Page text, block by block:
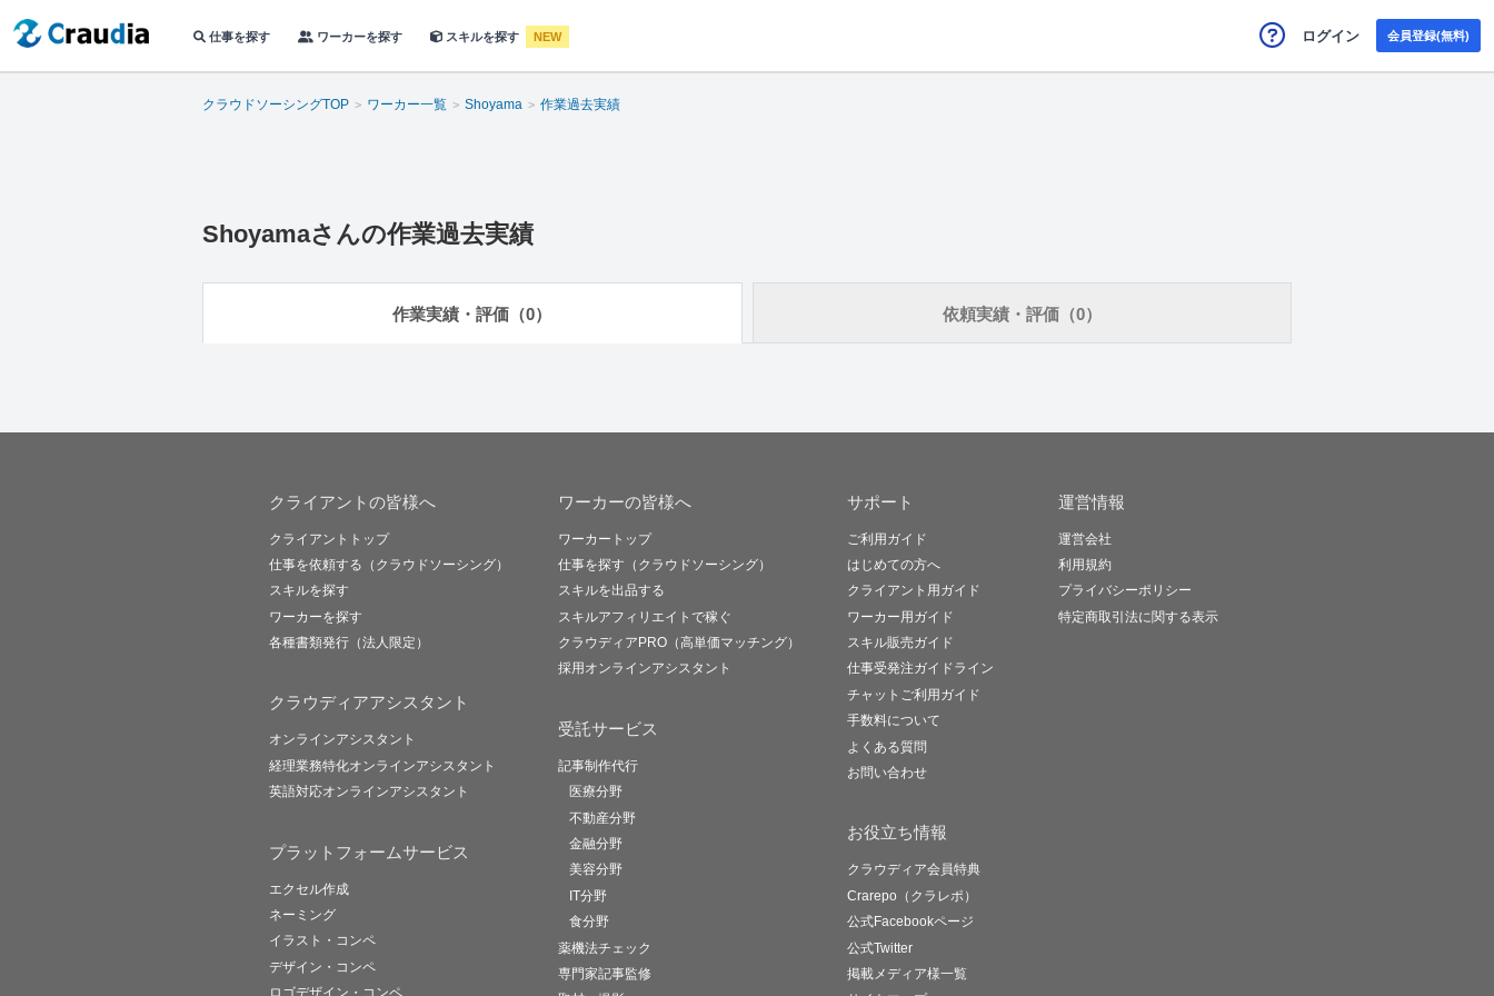
仕事を探す ワーカーを探す スキルを探す NEW ログイン 会員登録(無料)
クラウドソーシングTOP ワーカー一覧 Shoyama 作業過去実績
Shoyamaさんの作業過去実績
作業実績・評価（0） 依頼実績・評価（0）
クライアントの皆様へ
クライアントトップ
仕事を依頼する（クラウドソーシング）
スキルを探す
ワーカーを探す
各種書類発行（法人限定）
クラウディアアシスタント
オンラインアシスタント
経理業務特化オンラインアシスタント
英語対応オンラインアシスタント
プラットフォームサービス
エクセル作成
ネーミング
イラスト・コンペ
デザイン・コンペ
ロゴデザイン・コンペ
ワーカーの皆様へ
ワーカートップ
仕事を探す（クラウドソーシング）
スキルを出品する
スキルアフィリエイトで稼ぐ
クラウディアPRO（高単価マッチング）
採用オンラインアシスタント
受託サービス
記事制作代行
医療分野
不動産分野
金融分野
美容分野
IT分野
食分野
薬機法チェック
専門家記事監修
サポート
ご利用ガイド
はじめての方へ
クライアント用ガイド
ワーカー用ガイド
スキル販売ガイド
仕事受発注ガイドライン
チャットご利用ガイド
手数料について
よくある質問
お問い合わせ
お役立ち情報
クラウディア会員特典
Crarepo（クラレポ）
公式Facebookページ
公式Twitter
掲載メディア様一覧
運営情報
運営会社
利用規約
プライバシーポリシー
特定商取引法に関する表示